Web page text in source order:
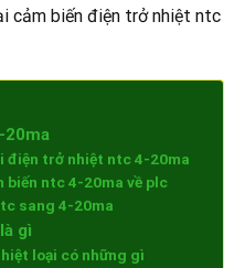
cảm biến điện trở nhiệt ntc
20ma
điện trở nhiệt ntc 4-20ma
biến ntc 4-20ma về plc
sang 4-20ma
gì
loại có những gì